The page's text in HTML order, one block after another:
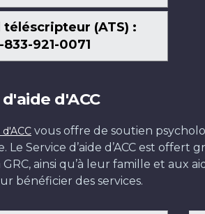
(ATS) :
833-921-0071
d'ACC
vous offre de soutien
Le Service d’aide d’ACC est
ainsi qu’à leur famille et aux
bénéficier des services.